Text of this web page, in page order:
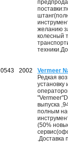
желанию
колесный
0543 2002
Vermeer
Редкая
установку
выпуска
полным
(50%
.Доставка